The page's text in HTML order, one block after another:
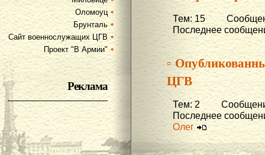
Оломоуц
Брунталь
Сайт военнослужащих ЦГВ
Проект "В Армии"
Реклама
Тем: 15
Последнее
▫
ЦГВ
Тем: 2
Последнее
Олег